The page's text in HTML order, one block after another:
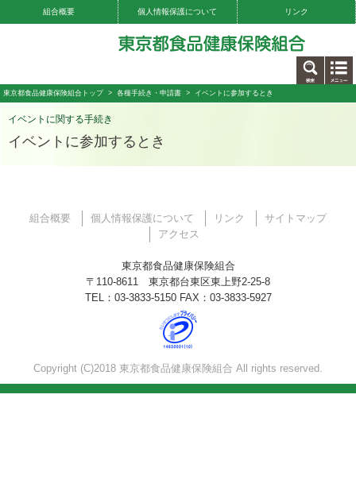
組合概要 個人情報保護について リンク
東京都食品健康保険組合トップ> 各種手続き・申請書 > イベントに参加するとき
イベントに関する手続き
イベントに参加するとき
組合概要 個人情報保護について リンク
サイトマップ
アクセス
東京都食品健康保険組合
〒110-8611 東京都台東区東上野2-25-8
TEL：03-3833-5150 FAX：03-3833-5927
Copyright (C)2018 東京都食品健康保険組合 All rights reserved.